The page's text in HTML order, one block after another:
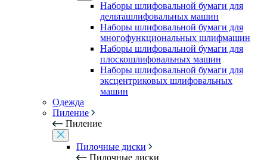
Наборы шлифовальной бумаги для
дельташлифовальных машин
Наборы шлифовальной бумаги для
многофункциональных шлифмашин
Наборы шлифовальной бумаги для
плоскошлифовальных машин
Наборы шлифовальной бумаги для
эксцентриковых шлифовальных
машин
Одежда
Пиление
Пиление
Пилочные диски
Пилочные диски